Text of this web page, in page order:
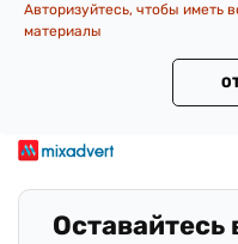
Авторизуйтесь, чтобы иметь
материалы
Оставайтесь